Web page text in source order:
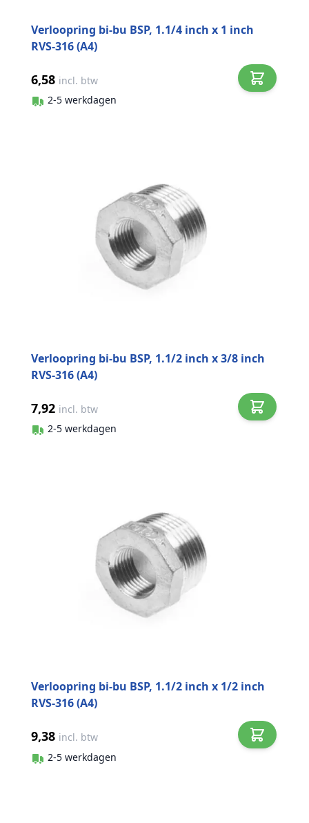
Verloopring bi-bu BSP, 1.1/4 inch x 1 inch
RVS-316 (A4)
6,58 incl. btw
2-5 werkdagen
Verloopring bi-bu BSP, 1.1/2 inch x 3/8 inch
RVS-316 (A4)
7,92 incl. btw
2-5 werkdagen
Verloopring bi-bu BSP, 1.1/2 inch x 1/2 inch
RVS-316 (A4)
9,38 incl. btw
2-5 werkdagen